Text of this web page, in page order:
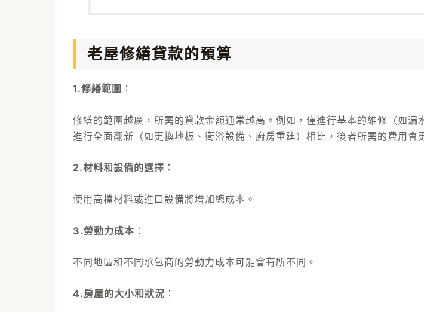
老屋修繕貸款的預算
1.修繕範圍 ：
修繕的範圍越廣，所需的貸款金額通常越高。例如，僅進行基本的維修（如漏
進行全面翻新（如更換地板、衛浴設備、廚房重建）相比，後者所需的費用會
2.材料和設備的選擇 ：
使用高檔材料或進口設備將增加總成本。
3.勞動力成本 ：
不同地區和不同承包商的勞動力成本可能會有所不同。
4.房屋的大小和狀況 ：